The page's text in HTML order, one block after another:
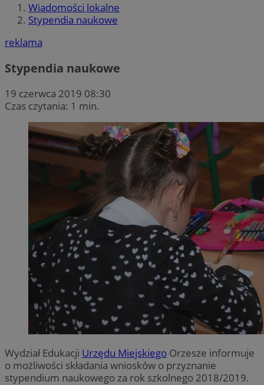
Wiadomości lokalne
Stypendia naukowe
reklama
Stypendia naukowe
19 czerwca 2019 08:30
Czas czytania: 1 min.
Wydział Edukacji Urzędu Miejskiego Orzesze informuje
o możliwości składania wniosków o przyznanie
stypendium naukowego za rok szkolnego 2018/2019.